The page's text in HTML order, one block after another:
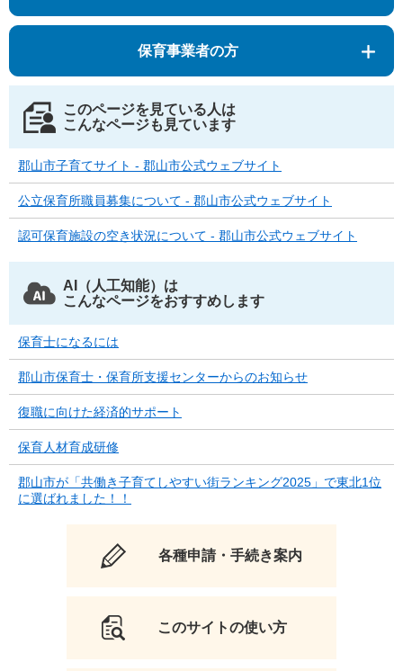
保育事業者の方
このページを見ている人は
こんなページも見ています
郡山市子育てサイト - 郡山市公式ウェブサイト
公立保育所職員募集について - 郡山市公式ウェブサイト
認可保育施設の空き状況について - 郡山市公式ウェブサイト
AI（人工知能）は
こんなページをおすすめします
保育士になるには
郡山市保育士・保育所支援センターからのお知らせ
復職に向けた経済的サポート
保育人材育成研修
郡山市が「共働き子育てしやすい街ランキング2025」で東北1位
に選ばれました！！
各種申請・手続き案内
このサイトの使い方